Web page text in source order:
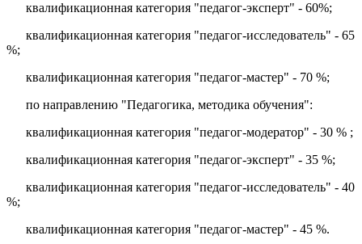
квалификационная категория "педагог-эксперт" - 60%;
квалификационная категория "педагог-исследователь" - 65
%;
квалификационная категория "педагог-мастер" - 70 %;
по направлению "Педагогика, методика обучения":
квалификационная категория "педагог-модератор" - 30 % ;
квалификационная категория "педагог-эксперт" - 35 %;
квалификационная категория "педагог-исследователь" - 40
%;
квалификационная категория "педагог-мастер" - 45 %.